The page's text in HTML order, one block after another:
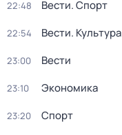
22:48 Вести. Спорт
22:54 Вести. Культура
23:00 Вести
23:10 Экономика
23:20 Спорт